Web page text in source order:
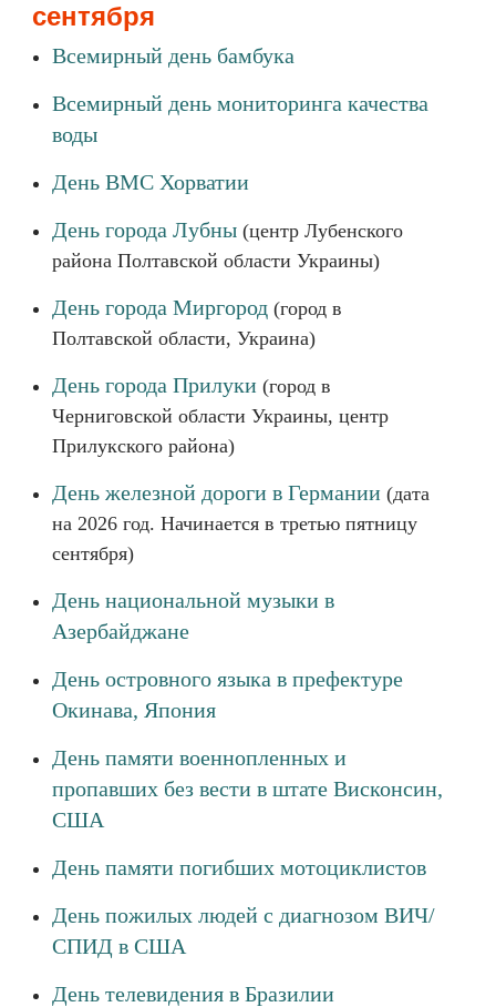
сентября
Всемирный день бамбука
Всемирный день мониторинга качества
воды
День ВМС Хорватии
День города Лубны (центр Лубенского
района Полтавской области Украины)
День города Миргород (город в
Полтавской области, Украина)
День города Прилуки (город в
Черниговской области Украины, центр
Прилукского района)
День железной дороги в Германии (дата
на 2026 год. Начинается в третью пятницу
сентября)
День национальной музыки в
Азербайджане
День островного языка в префектуре
Окинава, Япония
День памяти военнопленных и
пропавших без вести в штате Висконсин,
США
День памяти погибших мотоциклистов
День пожилых людей с диагнозом ВИЧ/
СПИД в США
День телевидения в Бразилии